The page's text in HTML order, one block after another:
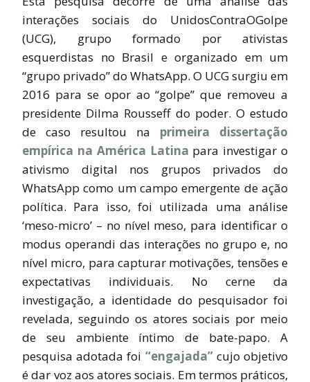
interações sociais do UnidosContraOGolpe
(UCG), grupo formado por ativistas
esquerdistas no Brasil e organizado em um
“grupo privado” do WhatsApp. O UCG surgiu em
2016 para se opor ao “golpe” que removeu a
presidente Dilma Rousseff do poder. O estudo
de caso resultou na primeira dissertação
empírica na América Latina para investigar o
ativismo digital nos grupos privados do
WhatsApp como um campo emergente de ação
política. Para isso, foi utilizada uma análise
‘meso-micro’ – no nível meso, para identificar o
modus operandi das interações no grupo e, no
nível micro, para capturar motivações, tensões e
expectativas individuais. No cerne da
investigação, a identidade do pesquisador foi
revelada, seguindo os atores sociais por meio
de seu ambiente íntimo de bate-papo. A
pesquisa adotada foi “engajada”cujo objetivo
é dar voz aos atores sociais. Em termos práticos,